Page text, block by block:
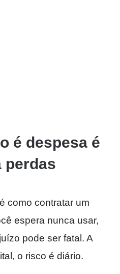
é despesa é
perdas
como contratar um
espera nunca usar,
pode ser fatal. A
o risco é diário.